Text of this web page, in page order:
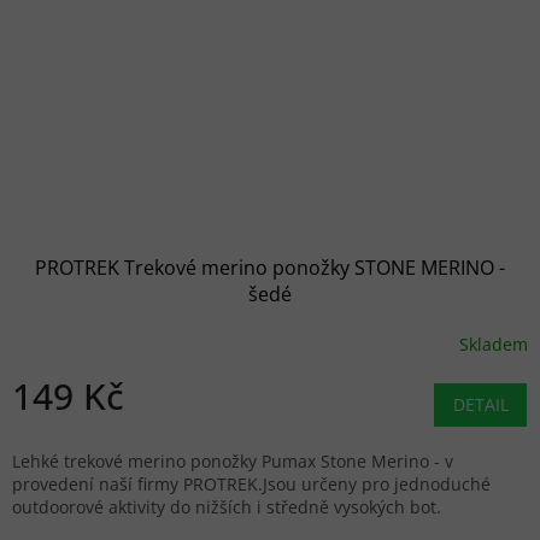
PROTREK Trekové merino ponožky STONE MERINO -
šedé
Skladem
149 Kč DETAIL
Lehké trekové merino ponožky Pumax Stone Merino - v
provedení naší firmy PROTREK.Jsou určeny pro jednoduché
outdoorové aktivity do nižších i středně vysokých bot.